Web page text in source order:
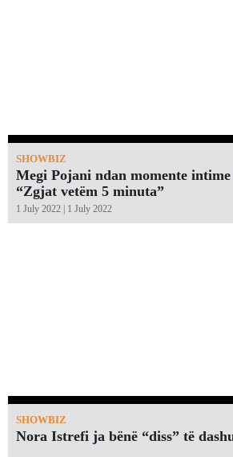
SHOWBIZ
Megi Pojani ndan momente
“Zgjat vetëm 5 minuta”￼
1 July 2022 | 1 July 2022
SHOWBIZ
Nora Istrefi ja bënë “diss” të